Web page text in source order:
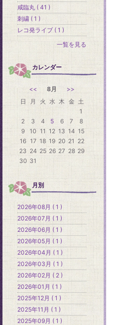
咸臨丸 ( 41 )
刺繍 ( 1 )
レコ発ライブ ( 1 )
一覧を見る
カレンダー
<< 8月
>>
日
月 火 水 木 金 土
1
2
3 4 5 6 7
8
9
10 11 12 13 14 15
16 17 18 19 20 21 22
23 24 25 26 27 28 29
30 31
月別
2026年08月 ( 1 )
2026年07月 ( 1 )
2026年06月 ( 1 )
2026年05月 ( 1 )
2026年04月 ( 1 )
2026年03月 ( 1 )
2026年02月 ( 2 )
2026年01月 ( 1 )
2025年12月 ( 1 )
2025年11月 ( 1 )
2025年09月 ( 1 )